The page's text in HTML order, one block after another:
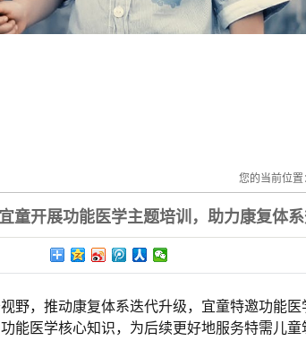
您的当前位置
开展功能医学主题培训，助力康复体
野，推动康复体系迭代升级，宜童特邀功能
能医学核心知识，为后续更好地服务特需儿童